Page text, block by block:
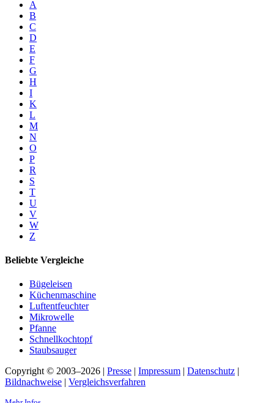
A
B
C
D
E
F
G
H
I
K
L
M
N
O
P
R
S
T
U
V
W
Z
Beliebte Vergleiche
Bügeleisen
Küchenmaschine
Luftentfeuchter
Mikrowelle
Pfanne
Schnellkochtopf
Staubsauger
Copyright © 2003–2026 | Presse | Impressum | Datenschutz |
Bildnachweise | Vergleichsverfahren